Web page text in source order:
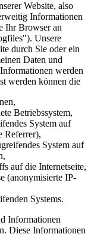
Website, also
Informationen
Ihr Browser an
Unsere
durch Sie oder ein
Daten und
werden
werden können die
Betriebssystem,
System auf
Referrer),
System auf
auf die Internetseite,
(anonymisierte IP-
Systems.
Informationen
Diese Informationen